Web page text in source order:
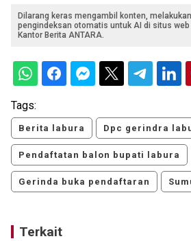
Dilarang keras mengambil konten,
pengindeksan otomatis untuk AI di situs
Kantor Berita ANTARA.
Tags:
Berita labura Dpc gerindra
Pendaftatan balon bupati labura
Gerinda buka pendaftaran
Terkait